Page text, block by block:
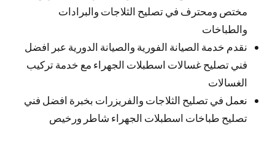
مختص ومحترف في تصليح الثلاجات والبرادات
والطباخات
نقدم خدمة الصيانة الفورية والصيانة الدورية عبر افضل
فني تصليح غسالات اسطبلات الجهراء مع خدمة تركيب
الغسالات
نعمل في تصليح الثلاجات والفريزرات بخبرة افضل فني
تصليح طباخات اسطبلات الجهراء شاطر ورخيص